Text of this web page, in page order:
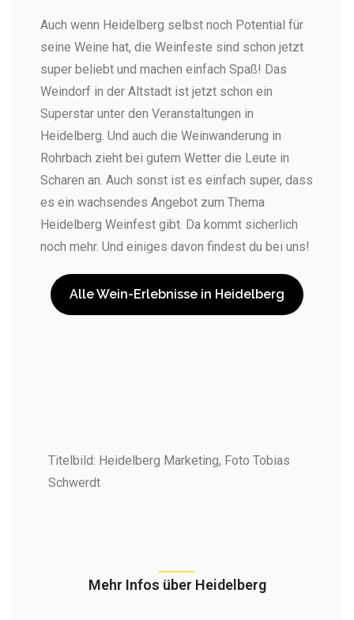
Auch wenn Heidelberg selbst noch Potential für
seine Weine hat, die Weinfeste sind schon jetzt
super beliebt und machen einfach Spaß! Das
Weindorf in der Altstadt ist jetzt schon ein
Superstar unter den Veranstaltungen in
Heidelberg. Und auch die Weinwanderung in
Rohrbach zieht bei gutem Wetter die Leute in
Scharen an. Auch sonst ist es einfach super, dass
es ein wachsendes Angebot zum Thema
Heidelberg Weinfest gibt. Da kommt sicherlich
noch mehr. Und einiges davon findest du bei uns!
Alle Wein-Erlebnisse in Heidelberg
Titelbild: Heidelberg Marketing, Foto Tobias
Schwerdt
Mehr Infos über Heidelberg